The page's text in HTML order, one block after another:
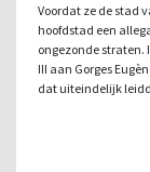
Voordat ze de stad
hoofdstad een
ongezonde straten.
III aan Gorges
dat uiteindelijk